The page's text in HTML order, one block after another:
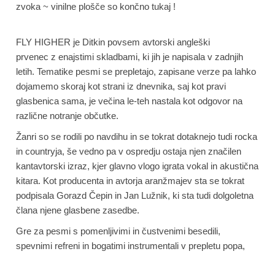
zvoka ~ vinilne plošče so končno tukaj !
FLY HIGHER je Ditkin povsem avtorski angleški
prvenec z enajstimi skladbami, ki jih je napisala v zadnjih
letih. Tematike pesmi se prepletajo, zapisane verze pa lahko
dojamemo skoraj kot strani iz dnevnika, saj kot pravi
glasbenica sama, je večina le-teh nastala kot odgovor na
različne notranje občutke.
Žanri so se rodili po navdihu in se tokrat dotaknejo tudi rocka
in countryja, še vedno pa v ospredju ostaja njen značilen
kantavtorski izraz, kjer glavno vlogo igrata vokal in akustična
kitara. Kot producenta in avtorja aranžmajev sta se tokrat
podpisala Gorazd Čepin in Jan Lužnik, ki sta tudi dolgoletna
člana njene glasbene zasedbe.
Gre za pesmi s pomenljivimi in čustvenimi besedili,
spevnimi refreni in bogatimi instrumentali v prepletu popa,